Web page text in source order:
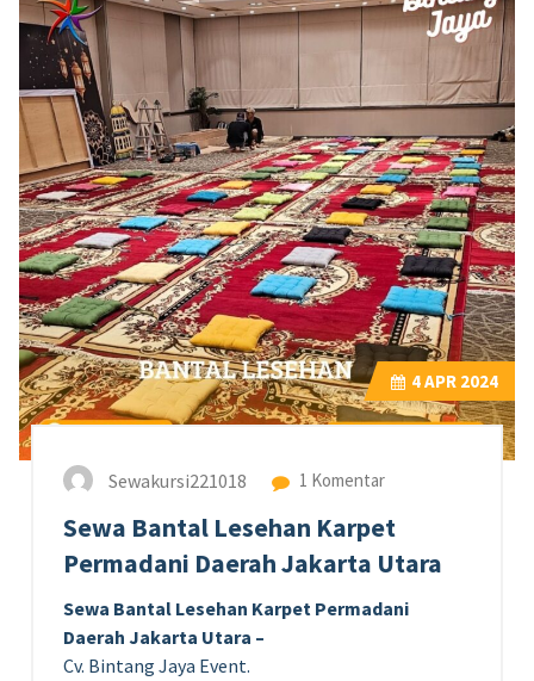
4APR 2024
Sewakursi221018 1 Komentar
Sewa Bantal Lesehan Karpet
Permadani Daerah Jakarta Utara
Sewa Bantal Lesehan Karpet Permadani
Daerah Jakarta Utara –
Cv. Bintang Jaya Event.